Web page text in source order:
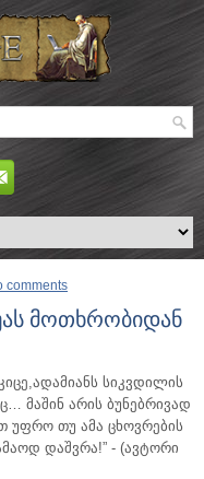
comments
მოთხრობიდან
სიკვდილის
მაშინ არის ბუნებრივად
თუ ამა ცხოვრების
დაშვრა!” - (ავტორი